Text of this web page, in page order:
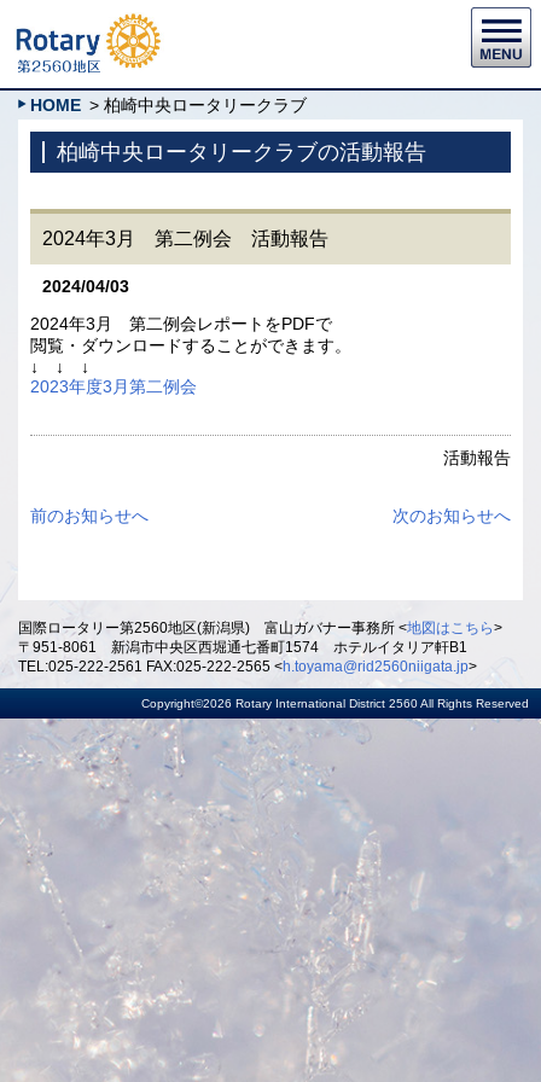
HOME > 柏崎中央ロータリークラブ
柏崎中央ロータリークラブの活動報告
2024年3月 第二例会 活動報告
2024/04/03
2024年3月 第二例会レポートをPDFで
閲覧・ダウンロードすることができます。
↓ ↓ ↓
2023年度3月第二例会
活動報告
前のお知らせへ 次のお知らせへ
国際ロータリー第2560地区(新潟県) 富山ガバナー事務所 <地図はこちら>
〒951-8061 新潟市中央区西堀通七番町1574 ホテルイタリア軒B1
TEL:025-222-2561 FAX:025-222-2565 <h.toyama@rid2560niigata.jp>
Copyright©2026 Rotary International District 2560 All Rights Reserved